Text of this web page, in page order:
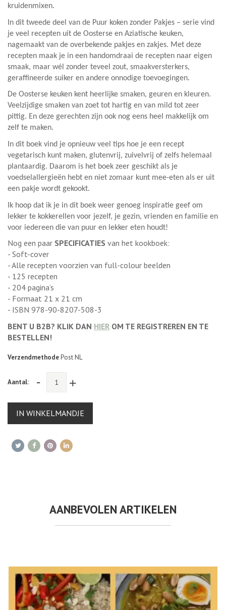
kruidenmixen.
In dit tweede deel van de Puur koken zonder Pakjes – serie vind
je veel recepten uit de Oosterse en Aziatische keuken,
nagemaakt van de overbekende pakjes en zakjes. Met deze
recepten maak je in een handomdraai de recepten naar eigen
smaak, maar wél zonder teveel zout, smaakversterkers,
geraffineerde suiker en andere onnodige toevoegingen.
De Oosterse keuken kent heerlijke smaken, geuren en kleuren.
Veelzijdige smaken van zoet tot hartig en van mild tot zeer
pittig. En deze gerechten zijn ook nog eens heel makkelijk om
zelf te maken.
In dit boek vind je opnieuw veel tips hoe je een recept
vegetarisch kunt maken, glutenvrij, zuivelvrij of zelfs helemaal
plantaardig. Daarom is het boek zeer geschikt als je
voedselallergieën hebt en niet zomaar kunt mee-eten als er uit
een pakje wordt gekookt.
Ik hoop dat ik je in dit boek weer genoeg inspiratie geef om
lekker te kokkerellen voor jezelf, je gezin, vrienden en familie en
voor iedereen die van puur en lekker eten houdt!
Nog een paar SPECIFICATIES van het kookboek:
- Soft-cover
- Alle recepten voorzien van full-colour beelden
- 125 recepten
- 204 pagina’s
- Formaat 21 x 21 cm
- ISBN 978-90-8207-508-3
BENT U B2B? KLIK DAN HIER OM TE REGISTREREN EN TE
BESTELLEN!
VerzendmethodePost NL
Aantal: - +
IN WINKELMANDJE
AANBEVOLEN ARTIKELEN